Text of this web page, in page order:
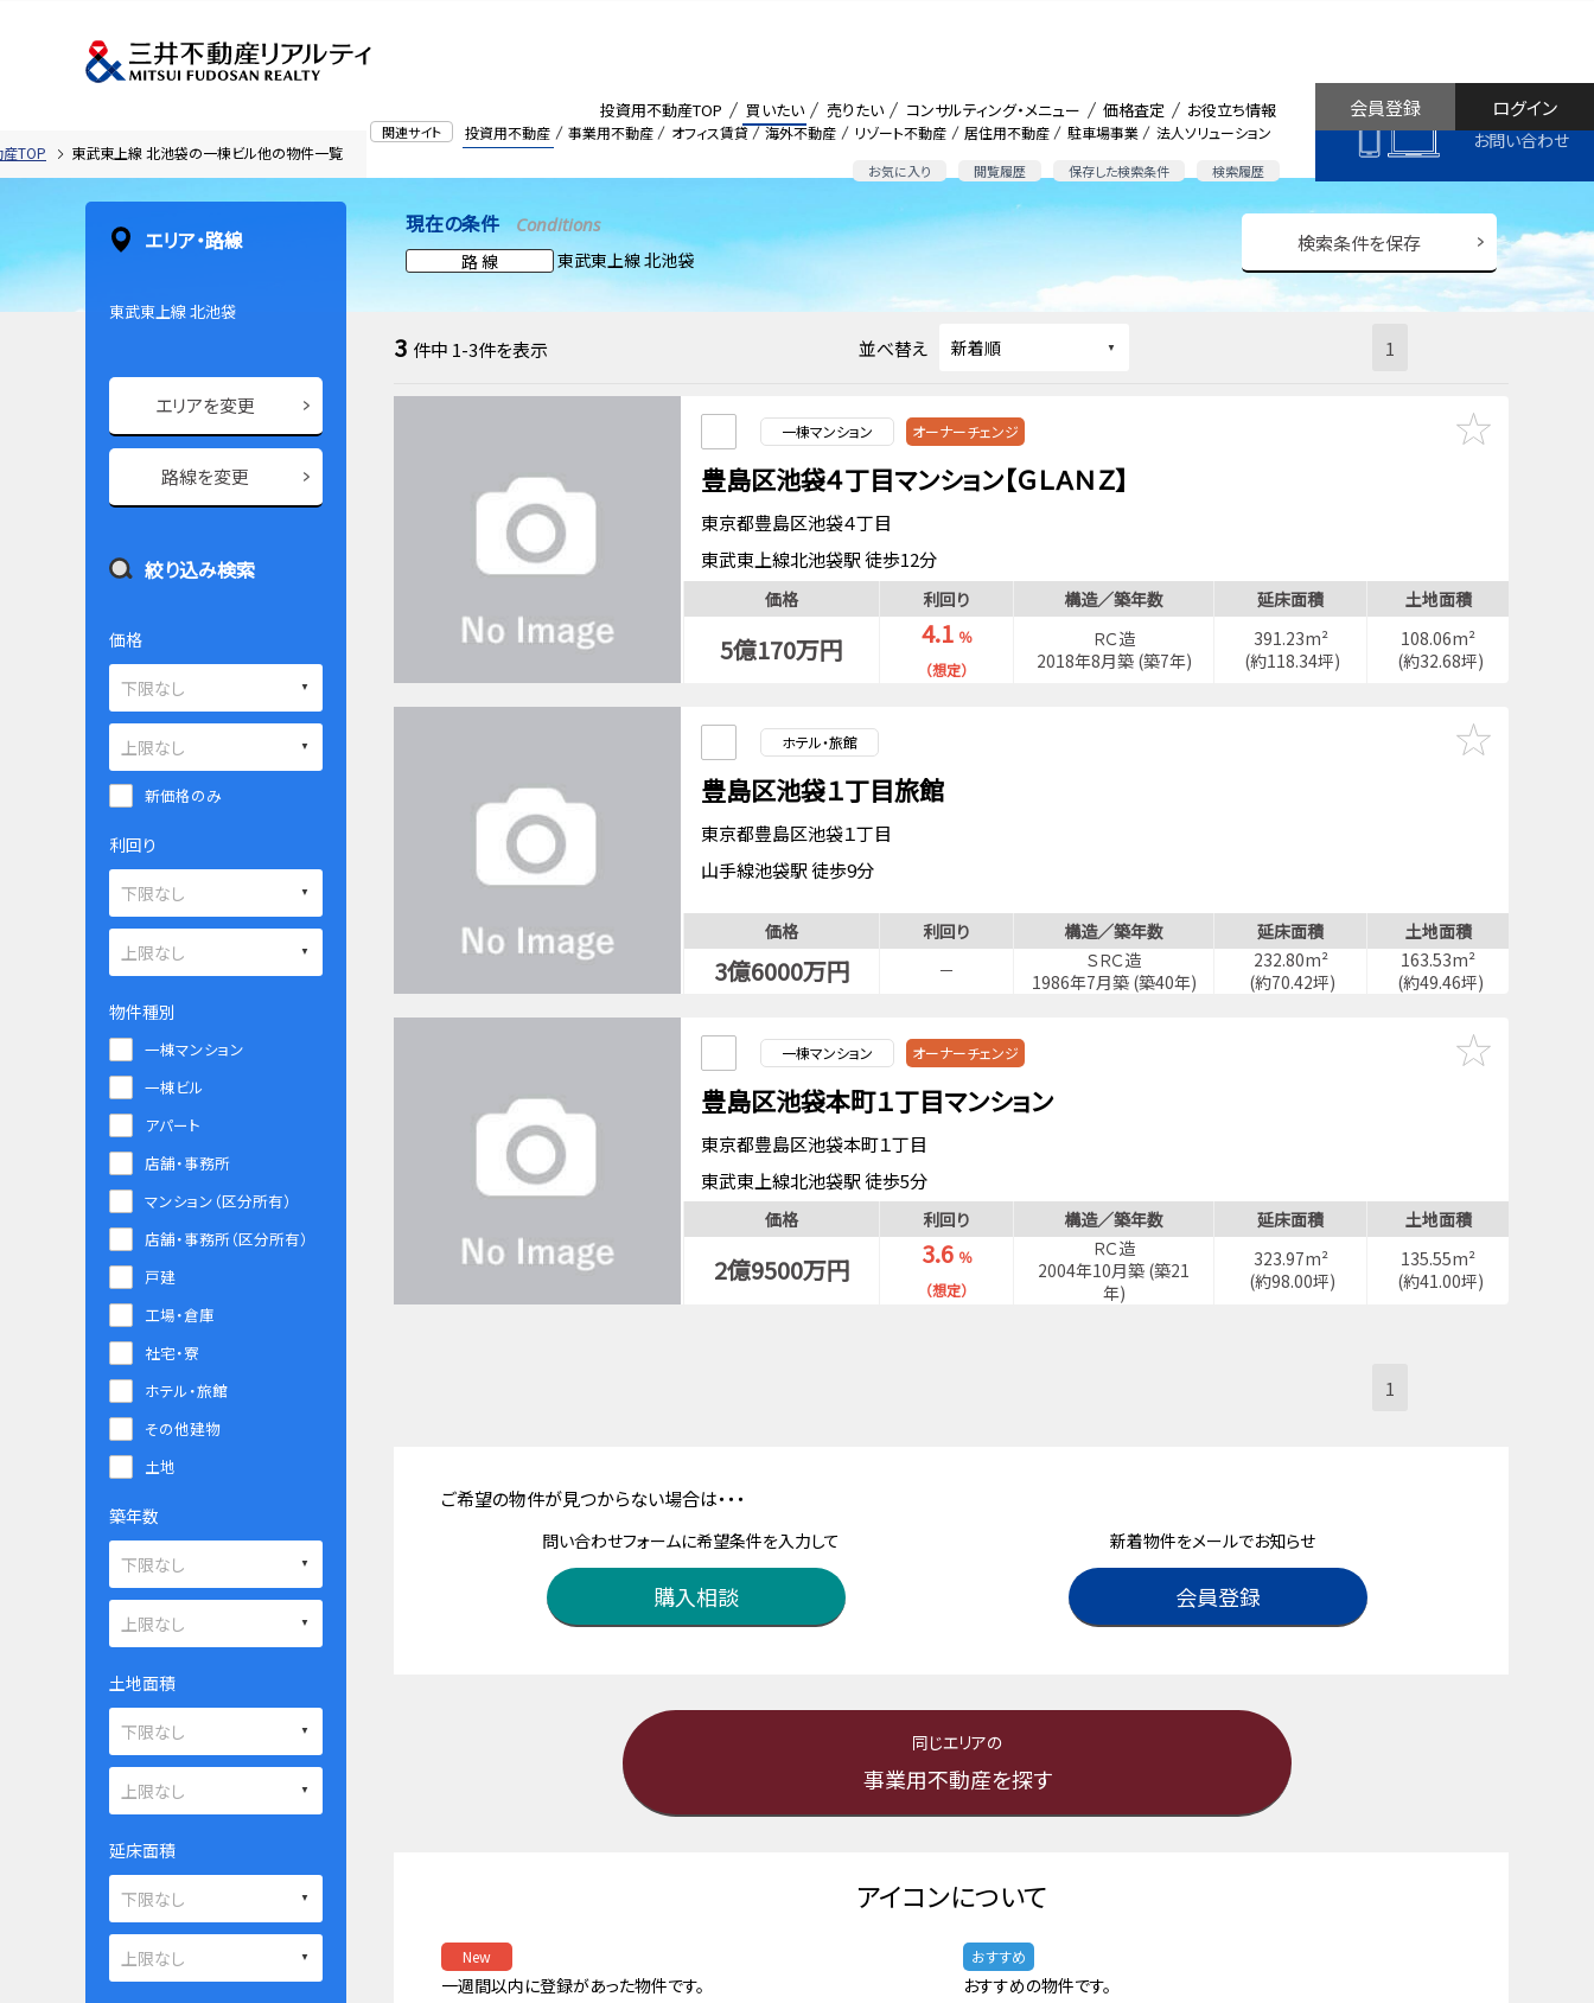
関連サイト 投資用不動産 事業用不動産 オフィス賃貸 海外不動産 リゾート不動産 居住用不動産 駐車場事業 法人ソリューション
お気に入り 閲覧履歴 保存した検索条件 検索履歴
投資用不動産TOP 買いたい 売りたい コンサルティング・メニュー 価格査定 お役立ち情報
お問い合わせ
ログイン
会員登録
TOP 東武東上線 北池袋の一棟ビル他の物件一覧
現在の条件 Conditions
路 線
東武東上線 北池袋
検索条件を保存
3 件中 1-3件を表示 並べ替え 1
一棟マンション オーナーチェンジ
豊島区池袋４丁目マンション【ＧＬＡＮＺ】
東京都豊島区池袋４丁目
東武東上線北池袋駅 徒歩12分
東京メトロ丸ノ内線池袋駅 徒歩13分
東京メトロ有楽町線池袋駅 徒歩13分
価格 利回り 構造／築年数 延床面積 土地面積
5億170万円 4.1 ％
（想定）
ＲＣ造
2018年8月築 (築7年)
391.23m²
(約118.34坪)
108.06m²
(約32.68坪)
ホテル・旅館
豊島区池袋１丁目旅館
東京都豊島区池袋１丁目
山手線池袋駅 徒歩9分
価格 利回り 構造／築年数 延床面積 土地面積
3億6000万円 －
ＳＲＣ造
1986年7月築 (築40年)
232.80m²
(約70.42坪)
163.53m²
(約49.46坪)
一棟マンション オーナーチェンジ
豊島区池袋本町１丁目マンション
東京都豊島区池袋本町１丁目
東武東上線北池袋駅 徒歩5分
山手線池袋駅 徒歩14分
価格 利回り 構造／築年数 延床面積 土地面積
2億9500万円 3.6 ％
（想定）
ＲＣ造
2004年10月築 (築21
年)
323.97m²
(約98.00坪)
135.55m²
(約41.00坪)
1
ご希望の物件が見つからない場合は・・・
問い合わせフォームに希望条件を入力して
購入相談
新着物件をメールでお知らせ
会員登録
同じエリアの
事業用不動産を探す
アイコンについて
New
一週間以内に登録があった物件です。
おすすめ
おすすめの物件です。
エリア・路線
東武東上線 北池袋
エリアを変更
路線を変更
絞り込み検索
価格
新価格のみ
利回り
物件種別
一棟マンション
一棟ビル
アパート
店舗・事務所
マンション（区分所有）
店舗・事務所（区分所有）
戸建
工場・倉庫
社宅・寮
ホテル・旅館
その他建物
土地
築年数
土地面積
延床面積